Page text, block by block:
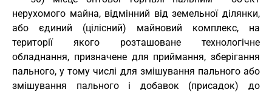
нерухомого майна, відмінний від земельної ділянки,
або єдиний (цілісний) майновий комплекс, на
території якого розташоване технологічне
обладнання, призначене для приймання, зберігання
пального, у тому числі для змішування пального або
змішування пального і добавок (присадок) до